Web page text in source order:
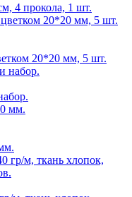
4 прокола, 1 шт.
20*20 мм, 5 шт.